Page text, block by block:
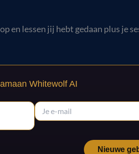
lessen jij hebt gedaan plus je
Whitewolf AI
Nieuwe